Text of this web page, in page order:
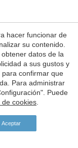
hacer funcionar de
su contenido.
datos de la
a sus gustos y
confirmar que
Para administrar
Puede
de cookies.
Aceptar
todas